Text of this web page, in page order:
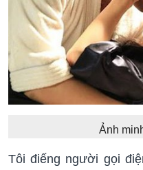
Ảnh
Tôi điếng người gọi